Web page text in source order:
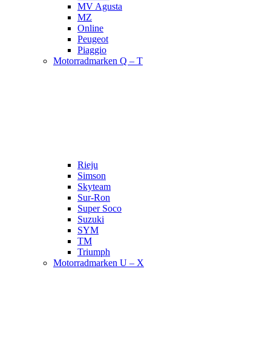
MV Agusta
MZ
Online
Peugeot
Piaggio
Motorradmarken Q – T
Rieju
Simson
Skyteam
Sur-Ron
Super Soco
Suzuki
SYM
TM
Triumph
Motorradmarken U – X